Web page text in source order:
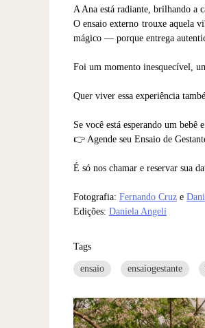
A Ana está radiante, brilhando a
O ensaio externo trouxe aquela
mágico — porque entrega
Foi um momento inesquecível,
Quer viver essa experiência
Se você está esperando um
👉 Agende seu Ensaio de
É só nos chamar e reservar sua
Fotografia: Fernando Cruz e
Edições: Daniela Angeli
Tags
ensaio ensaiogestante